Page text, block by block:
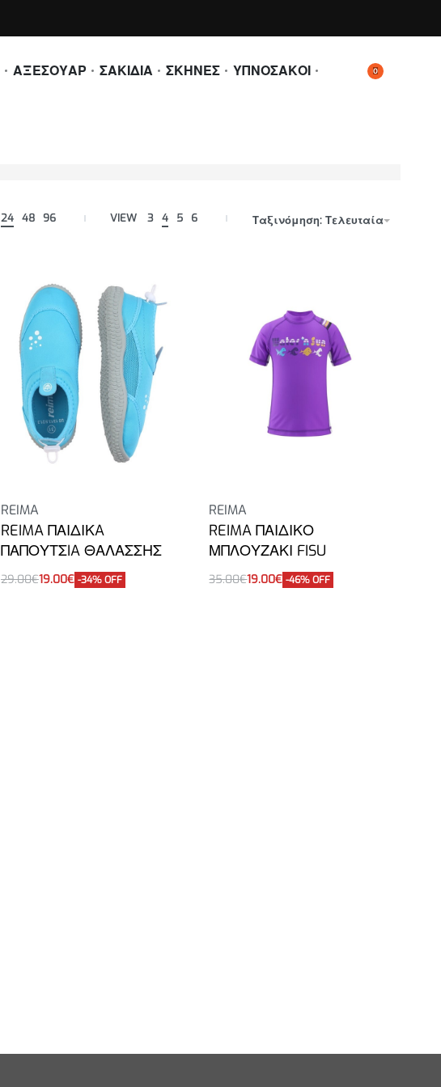
ΑΞΕΣΟΥΑΡ ΣΑΚΙΔΙΑ ΣΚΗΝΕΣ ΥΠΝΟΣΑΚΟΙ 0
24 48 96 VIEW 3 4 5 6 Ταξινόμηση: Τελευταία
REIMA
REIMA ΠΑΙΔΙΚA
ΠΑΠΟΥΤΣIA ΘΑΛΑΣΣΗΣ
29.00€19.00€ -34% OFF
REIMA
REIMA ΠΑΙΔΙΚΟ
ΜΠΛΟΥΖΑΚΙ FISU
35.00€19.00€ -46% OFF